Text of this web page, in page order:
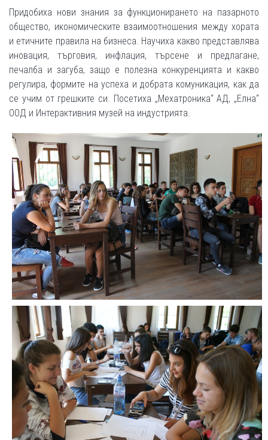
Придобиха нови знания за функционирането на пазарното
общество, икономическите взаимоотношения между хората
и етичните правила на бизнеса. Научиха какво представлява
иновация, търговия, инфлация, търсене и предлагане,
печалба и загуба, защо е полезна конкуренцията и какво
регулира, формите на успеха и добрата комуникация, как да
се учим от грешките си. Посетиха „Мехатроника“ АД, „Елна“
ООД и Интерактивния музей на индустрията.